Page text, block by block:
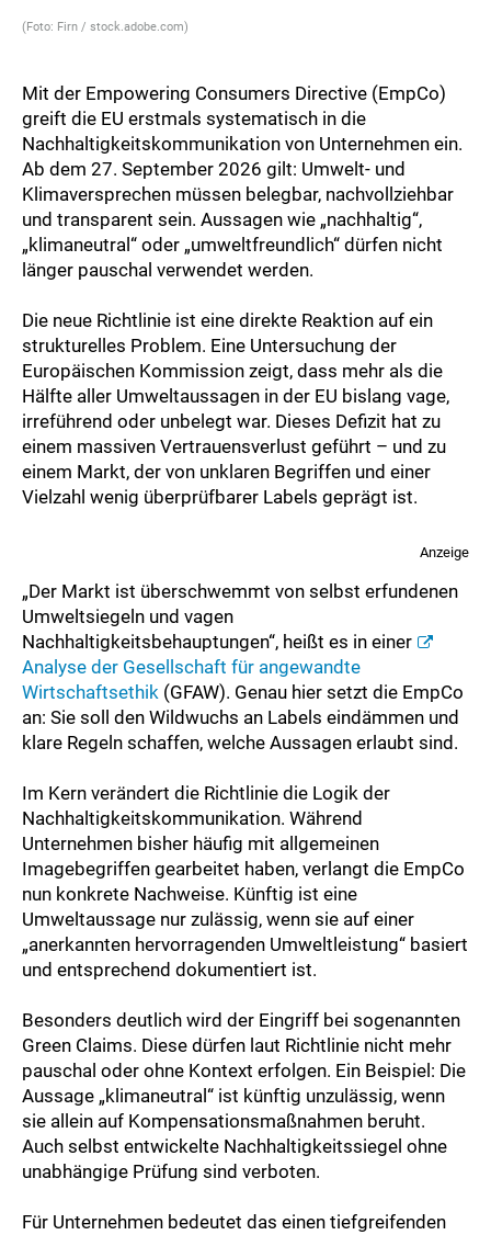
(Foto: Firn / stock.adobe.com)
Mit der Empowering Consumers Directive (EmpCo)
greift die EU erstmals systematisch in die
Nachhaltigkeitskommunikation von Unternehmen ein.
Ab dem 27. September 2026 gilt: Umwelt- und
Klimaversprechen müssen belegbar, nachvollziehbar
und transparent sein. Aussagen wie „nachhaltig“,
„klimaneutral“ oder „umweltfreundlich“ dürfen nicht
länger pauschal verwendet werden.
Die neue Richtlinie ist eine direkte Reaktion auf ein
strukturelles Problem. Eine Untersuchung der
Europäischen Kommission zeigt, dass mehr als die
Hälfte aller Umweltaussagen in der EU bislang vage,
irreführend oder unbelegt war. Dieses Defizit hat zu
einem massiven Vertrauensverlust geführt – und zu
einem Markt, der von unklaren Begriffen und einer
Vielzahl wenig überprüfbarer Labels geprägt ist.
Anzeige
„Der Markt ist überschwemmt von selbst erfundenen
Umweltsiegeln und vagen
Nachhaltigkeitsbehauptungen“, heißt es in einer
Analyse der Gesellschaft für angewandte
Wirtschaftsethik (GFAW). Genau hier setzt die EmpCo
an: Sie soll den Wildwuchs an Labels eindämmen und
klare Regeln schaffen, welche Aussagen erlaubt sind.
Im Kern verändert die Richtlinie die Logik der
Nachhaltigkeitskommunikation. Während
Unternehmen bisher häufig mit allgemeinen
Imagebegriffen gearbeitet haben, verlangt die EmpCo
nun konkrete Nachweise. Künftig ist eine
Umweltaussage nur zulässig, wenn sie auf einer
„anerkannten hervorragenden Umweltleistung“ basiert
und entsprechend dokumentiert ist.
Besonders deutlich wird der Eingriff bei sogenannten
Green Claims. Diese dürfen laut Richtlinie nicht mehr
pauschal oder ohne Kontext erfolgen. Ein Beispiel: Die
Aussage „klimaneutral“ ist künftig unzulässig, wenn
sie allein auf Kompensationsmaßnahmen beruht.
Auch selbst entwickelte Nachhaltigkeitssiegel ohne
unabhängige Prüfung sind verboten.
Für Unternehmen bedeutet das einen tiefgreifenden